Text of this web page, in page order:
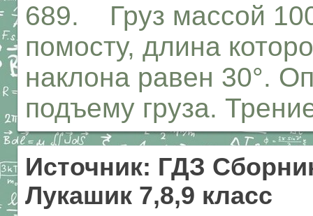
689. Груз массой
помосту, длина
наклона равен 30°.
подъему груза.
Источник: ГДЗ
Лукашик 7,8,9 класс